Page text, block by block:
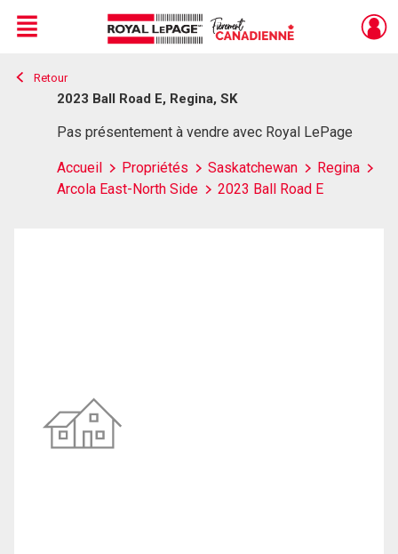
Live
En Direct
Menu
Retour
2023 Ball Road E, Regina, SK
Pas présentement à vendre avec Royal LePage
Accueil Propriétés Saskatchewan
Regina
Arcola East-North Side
2023 Ball Road E